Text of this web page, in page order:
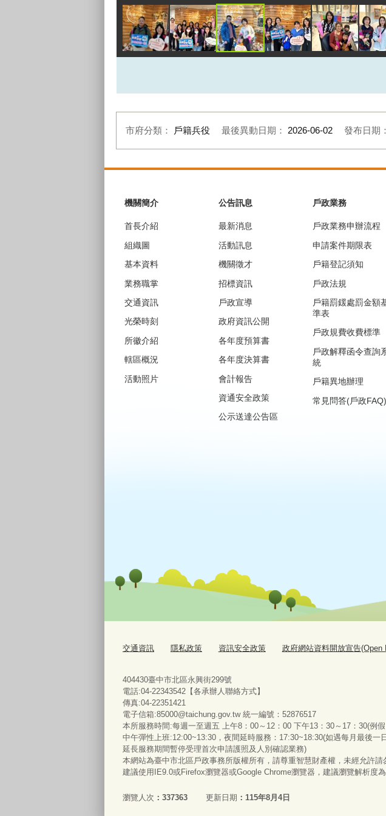
市府分類： 戶籍兵役 最後異動日期： 2026-06-02 發布日期
機關簡介
首長介紹
組織圖
基本資料
業務職掌
交通資訊
光榮時刻
所徽介紹
轄區概況
活動照片
公告訊息
最新消息
活動訊息
機關徵才
招標資訊
戶政宣導
政府資訊公開
各年度預算書
各年度決算書
會計報告
資通安全政策
公示送達公告區
戶政業務
戶政業務申辦流程
申請案件期限表
戶籍登記須知
戶政法規
戶籍罰鍰處罰金額
準表
戶政規費收費標準
戶政解釋函令查詢
統
戶籍異地辦理
常見問答(戶政FAQ)
交通資訊 隱私政策 資訊安全政策 政府網站資料開放宣告(Open
404430臺中市北區永興街299號
電話:04-22343542【各承辦人聯絡方式】
傳真:04-22351421
電子信箱:85000@taichung.gov.tw 統一編號：52876517
本所服務時間:每週一至週五 上午8：00～12：00 下午13：30～17：30(例
中午彈性上班:12:00~13:30，夜間延時服務：17:30~18:30(如遇每月最後一
延長服務期間暫停受理首次申請護照及人別確認業務)
本網站為臺中市北區戶政事務所版權所有，請尊重智慧財產權，未經允許
建議使用IE9.0或Firefox瀏覽器或Google Chrome瀏覽器，建議瀏覽解析度
瀏覽人次 337363 更新日期 115年8月4日